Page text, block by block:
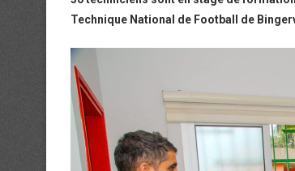
Technique National de Football de